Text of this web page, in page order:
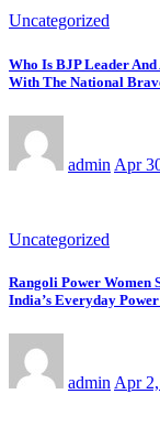
Uncategorized
Who Is BJP Leader
With The National
admin Apr
Uncategorized
Rangoli Power Women
India’s Everyday
admin Apr